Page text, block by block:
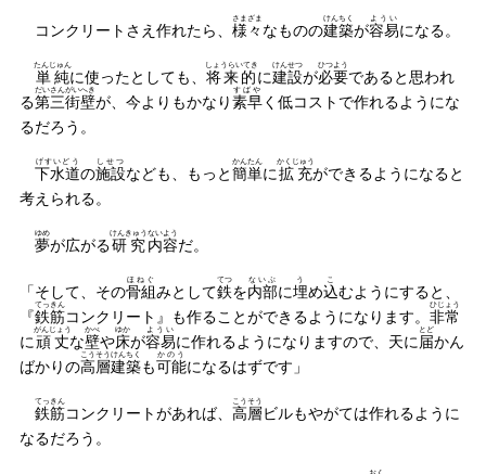
コンクリートさえ作れたら、 様々
さまざま
なものの建築
けんちく
が容易
ようい
になる。
単純
たんじゅん
に使ったとしても、 将来的
しょうらいてき
に建設
けんせつ
が必要
ひつよう
であると思われ
る第三街壁
だいさんがいへき
が、今よりもかなり素早
すばや
く低コストで作れるようにな
るだろう。
下水道
げすいどう
の施設
しせつ
なども、もっと簡単
かんたん
に拡充
かくじゅう
ができるようになると
考えられる。
夢
ゆめ
が広がる研究
けんきゅう
内容
ないよう
だ。
「そして、その骨組
ほねぐ
みとして鉄
てつ
を内部
ないぶ
に埋
う
め込
こ
むようにすると、
『鉄筋
てっきん
コンクリート』も作ることができるようになります。 非常
ひじょう
に頑丈
がんじょう
な壁
かべ
や床
ゆか
が容易
ようい
に作れるようになりますので、天に 届
とど
かん
ばかりの高層
こうそう
建築
けんちく
も可能
かのう
になるはずです」
鉄筋
てっきん
コンクリートがあれば、 高層
こうそう
ビルもやがては作れるように
なるだろう。
おく